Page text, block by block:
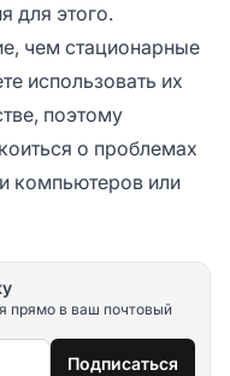
для этого.
чем стационарные
использовать их
поэтому
о проблемах
компьютеров или
прямо в ваш почтовый
Подписаться